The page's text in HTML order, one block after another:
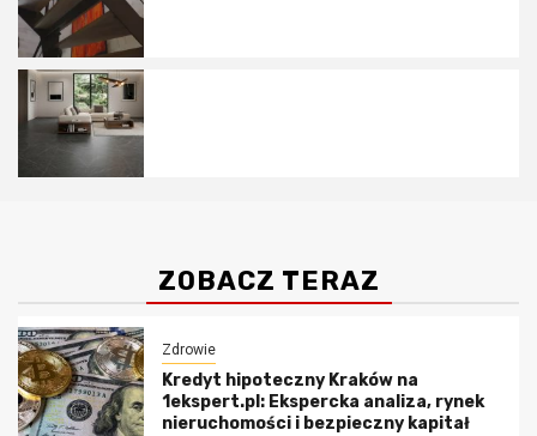
ZOBACZ TERAZ
Zdrowie
Kredyt hipoteczny Kraków na
1ekspert.pl: Ekspercka analiza, rynek
nieruchomości i bezpieczny kapitał